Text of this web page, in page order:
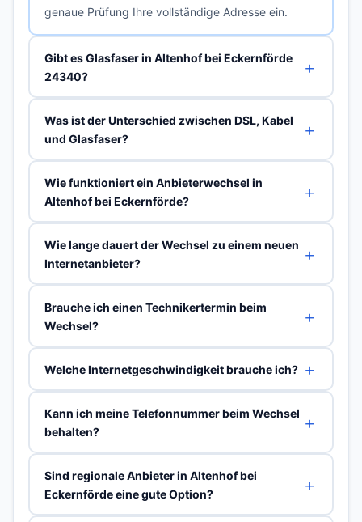
genaue Prüfung Ihre vollständige Adresse ein.
Gibt es Glasfaser in Altenhof bei Eckernförde
24340?
Was ist der Unterschied zwischen DSL, Kabel
und Glasfaser?
Wie funktioniert ein Anbieterwechsel in
Altenhof bei Eckernförde?
Wie lange dauert der Wechsel zu einem neuen
Internetanbieter?
Brauche ich einen Technikertermin beim
Wechsel?
Welche Internetgeschwindigkeit brauche ich?
Kann ich meine Telefonnummer beim Wechsel
behalten?
Sind regionale Anbieter in Altenhof bei
Eckernförde eine gute Option?